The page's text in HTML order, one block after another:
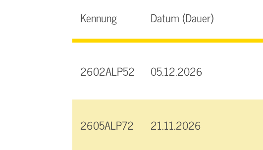
Kennung Datum (Dauer)
2602ALP52 05.12.2026
2605ALP72 21.11.2026